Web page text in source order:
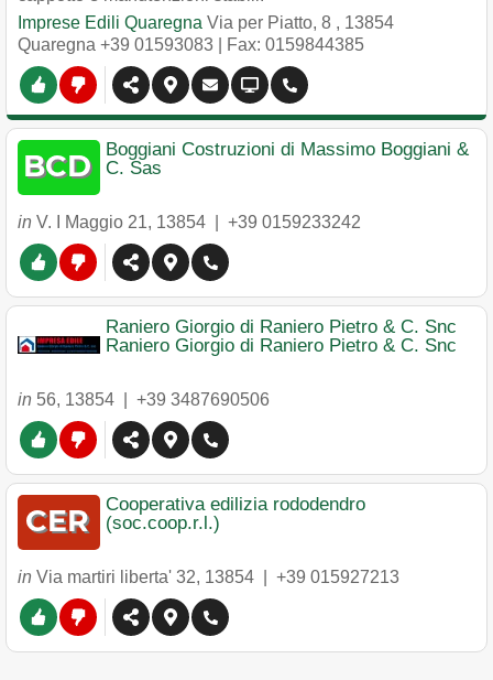
Imprese Edili Quaregna Via per Piatto, 8 , 13854
Quaregna +39 01593083 | Fax: 0159844385
Boggiani Costruzioni di Massimo Boggiani &
C. Sas
in V. I Maggio 21, 13854 +39 0159233242
Raniero Giorgio di Raniero Pietro & C. Snc
Raniero Giorgio di Raniero Pietro & C. Snc
in 56, 13854 +39 3487690506
Cooperativa edilizia rododendro
(soc.coop.r.l.)
in Via martiri liberta' 32, 13854 +39 015927213